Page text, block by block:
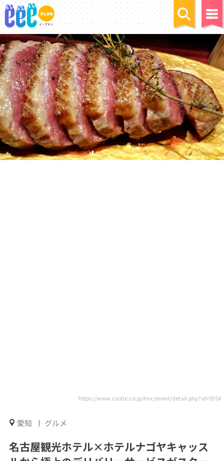
https://www.castle.co.jp/hnc/event/detail.php?id=9354
愛知 グルメ
名古屋観光ホテル×ホテルナゴヤキャッス